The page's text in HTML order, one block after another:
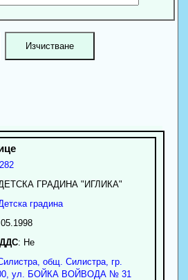
ГРАДИНА "ИГЛИКА"
градина
: Нe
, общ. Силистра, гр.
, ул. БОЙКА ВОЙВОДА № 31